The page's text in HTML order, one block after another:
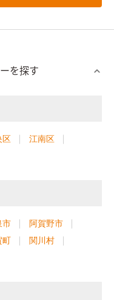
を探す
区
江南区
市
阿賀野市
町
関川村